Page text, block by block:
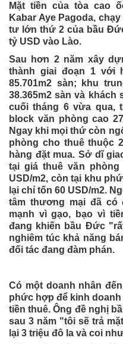
Mặt tiền của tòa cao
Kabar Aye Pagoda,
tư lớn thứ 2 của bầu
tỷ USD vào Lào.
Sau hơn 2 năm xây
thành giai đoạn 1 với
85.701m2 sàn; khu
38.365m2 sàn và khách
cuối tháng 6 vừa qua,
block văn phòng cao
Ngay khi mọi thứ còn
phòng cho thuê thuộc
hàng đặt mua. Sở dĩ
tại giá thuê văn
USD/m2, còn tại khu
lại chỉ tốn 60 USD/m2.
tâm thương mại đã có
mạnh vì gạo, bạo vì
đang khiến bầu Đức
nghiêm túc khả năng
đối tác đang đàm phán.
Có một doanh nhân
phức hợp để kinh
tiền thuê. Ông đề nghị
sau 3 năm "tôi sẽ trả
lại 3 triệu đô la và coi